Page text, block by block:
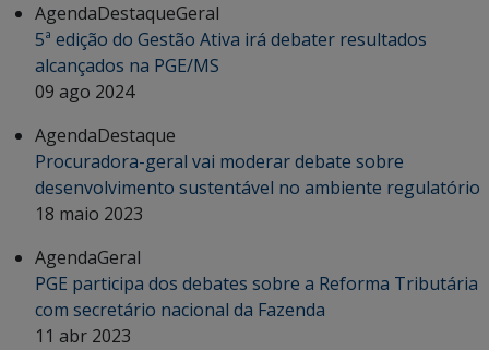
AgendaDestaqueGeral
5ª edição do Gestão Ativa irá debater resultados
alcançados na PGE/MS
09 ago 2024
AgendaDestaque
Procuradora-geral vai moderar debate sobre
desenvolvimento sustentável no ambiente regulatório
18 maio 2023
AgendaGeral
PGE participa dos debates sobre a Reforma Tributária
com secretário nacional da Fazenda
11 abr 2023